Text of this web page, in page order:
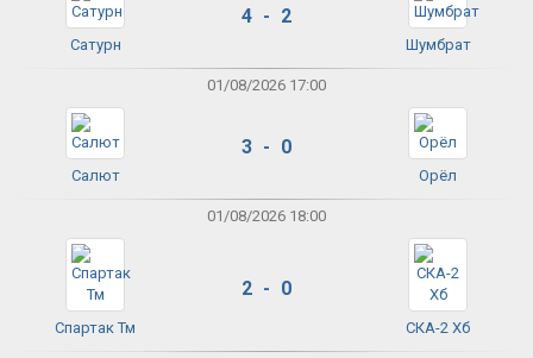
Сатурн
4 - 2
Шумбрат
01/08/2026 17:00
Салют
3 - 0
Орёл
01/08/2026 18:00
Спартак Тм
2 - 0
СКА-2 Хб